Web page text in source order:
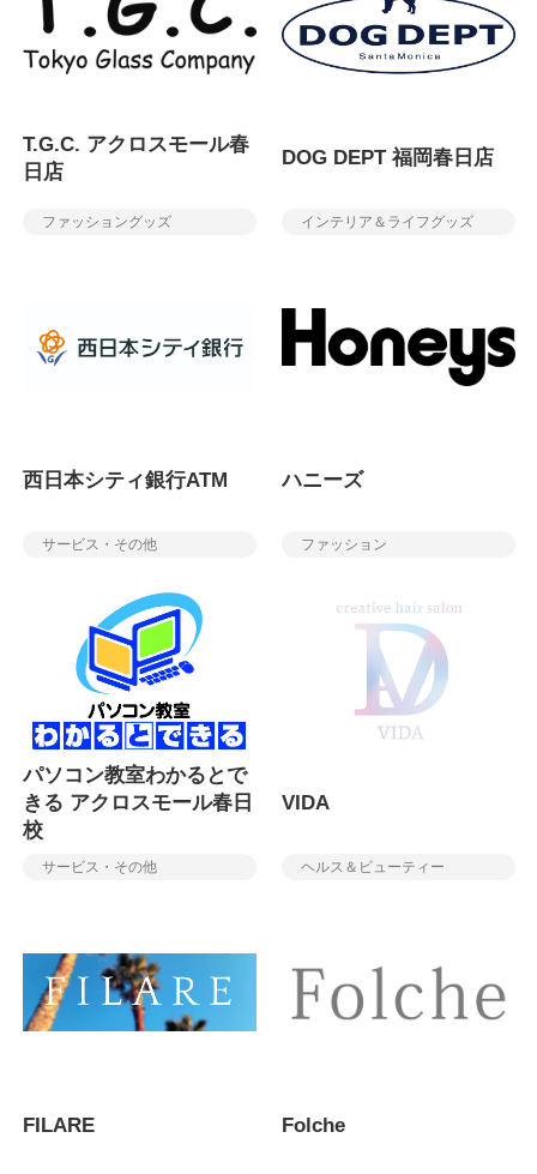
T.G.C. アクロスモール春
日店
ファッショングッズ
DOG DEPT 福岡春日店
インテリア＆ライフグッズ
西日本シティ銀行ATM
サービス・その他
ハニーズ
ファッション
パソコン教室わかるとで
きる アクロスモール春日
校
サービス・その他
VIDA
ヘルス＆ビューティー
FILARE Folche